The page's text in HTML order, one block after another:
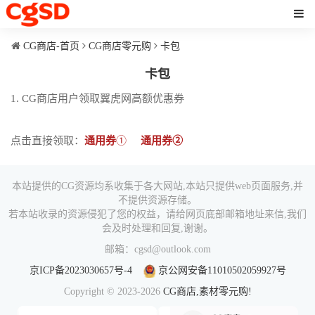
CG商店-首页 CG商店零元购 卡包
卡包
1. CG商店用户领取翼虎网高额优惠券
点击直接领取： 通用券① 通用券②
本站提供的CG资源均系收集于各大网站,本站只提供web页面服务,并
不提供资源存储。
若本站收录的资源侵犯了您的权益，请给网页底部邮箱地址来信,我们
会及时处理和回复,谢谢。
邮箱：cgsd@outlook.com
京ICP备2023030657号-4
京公网安备11010502059927号
Copyright © 2023-2026 CG商店,素材零元购!